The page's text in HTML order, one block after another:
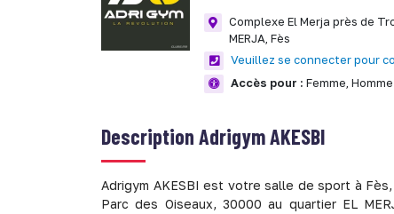
Complexe El Merja près de
MERJA, Fès
Veuillez se connecter pour
Accès pour : Femme,
Description Adrigym AKESBI
Adrigym AKESBI est votre salle de sport à
Parc des Oiseaux, 30000 au quartier EL